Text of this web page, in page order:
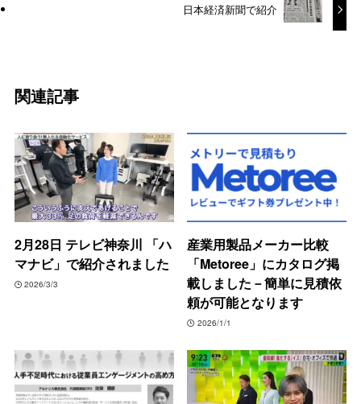
日本経済新聞で紹介
関連記事
2月28日 テレビ神奈川 「ハ
マナビ」で紹介されました
2026/3/3
産業用製品メーカー比較
「Metoree」にカタログ掲
載しました－簡単に見積依
頼が可能となります
2026/1/1